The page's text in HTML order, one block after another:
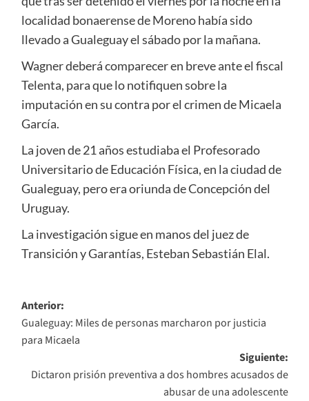
localidad bonaerense de Moreno había sido
llevado a Gualeguay el sábado por la mañana.
Wagner deberá comparecer en breve ante el fiscal
Telenta, para que lo notifiquen sobre la
imputación en su contra por el crimen de Micaela
García.
La joven de 21 años estudiaba el Profesorado
Universitario de Educación Física, en la ciudad de
Gualeguay, pero era oriunda de Concepción del
Uruguay.
La investigación sigue en manos del juez de
Transición y Garantías, Esteban Sebastián Elal.
Navegación
de
entradas
Anterior:
Gualeguay: Miles de personas marcharon por justicia
para Micaela
Siguiente:
Dictaron prisión preventiva a dos hombres acusados de
abusar de una adolescente